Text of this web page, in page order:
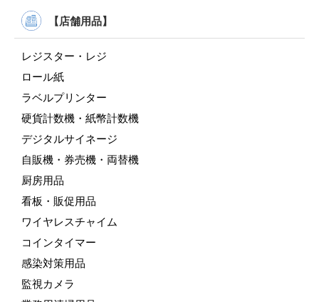
【店舗用品】
レジスター・レジ
ロール紙
ラベルプリンター
硬貨計数機・紙幣計数機
デジタルサイネージ
自販機・券売機・両替機
厨房用品
看板・販促用品
ワイヤレスチャイム
コインタイマー
感染対策用品
監視カメラ